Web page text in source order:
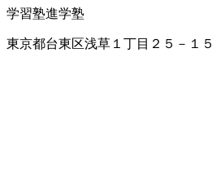
学習塾進学塾
東京都台東区浅草１丁目２５－１５